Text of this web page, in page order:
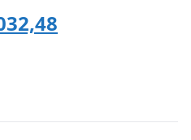
kr. 1.032,48.